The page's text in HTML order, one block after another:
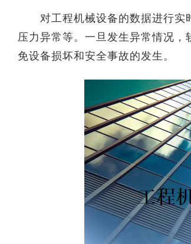
对工程机械设备的数据进行实时
压力异常等。一旦发生异常情况
免设备损坏和安全事故的发生。